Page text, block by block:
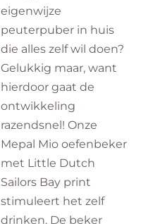
eigenwijze
peuterpuber in huis
die alles zelf wil doen?
Gelukkig maar, want
hierdoor gaat de
ontwikkeling
razendsnel! Onze
Mepal Mio oefenbeker
met Little Dutch
Sailors Bay print
stimuleert het zelf
drinken. De beker